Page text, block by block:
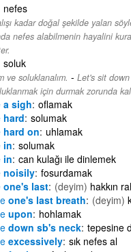
nefes
kadar doğal şekilde yalan
nefes alabilmenin hayalini
soluk
ve soluklanalım. - Let's sit
için durmak zorunda
a sigh oflamak
hard solumak
hard on uhlamak
in solumak
in can kulağı ile dinlemek
noisily fosurdamak
one's last (deyim) hakkın
one's last breath (deyim)
upon hohlamak
down sb's neck tepesine
excessively sık nefes al